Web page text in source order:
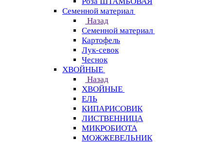
Семенной материал
Назад
Семенной материал
Картофель
Лук-севок
Чеснок
ХВОЙНЫЕ
Назад
ХВОЙНЫЕ
ЕЛЬ
КИПАРИСОВИК
ЛИСТВЕННИЦА
МИКРОБИОТА
МОЖЖЕВЕЛЬНИК